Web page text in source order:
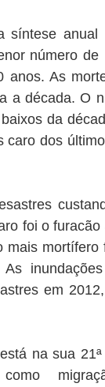
síntese anual
número
anos. As
a década. O
da
dos
foi o
mais
em
na sua